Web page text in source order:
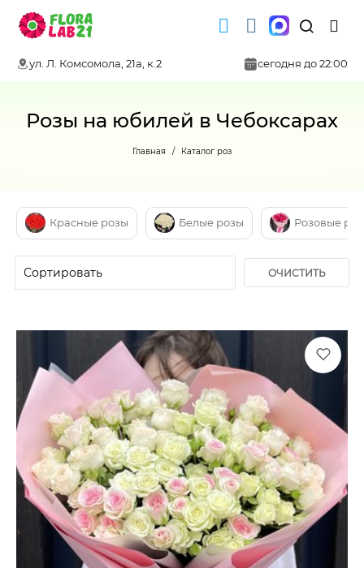
ул. Л. Комсомола, 21а, к.2 сегодня до 22:00
Розы на юбилей в Чебоксарах
Главная Каталог роз
Красные розы Белые розы Розовые
ОЧИСТИТЬ